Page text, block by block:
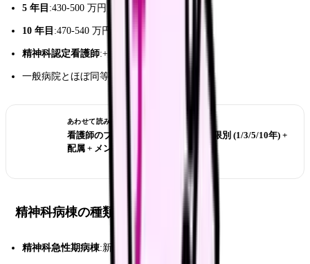
5 年目 :430-500 万円
10 年目 :470-540 万円
精神科認定看護師:+月 1-3 万円
一般病院とほぼ同等、夜勤手当割増あり
あわせて読みたい
看護師のブランク復職 完全ハブ｜年限別 (1/3/5/10年) +
配属 + メンタル + プログラム
精神科病棟の種類
精神科急性期病棟:新規発症・症状悪化